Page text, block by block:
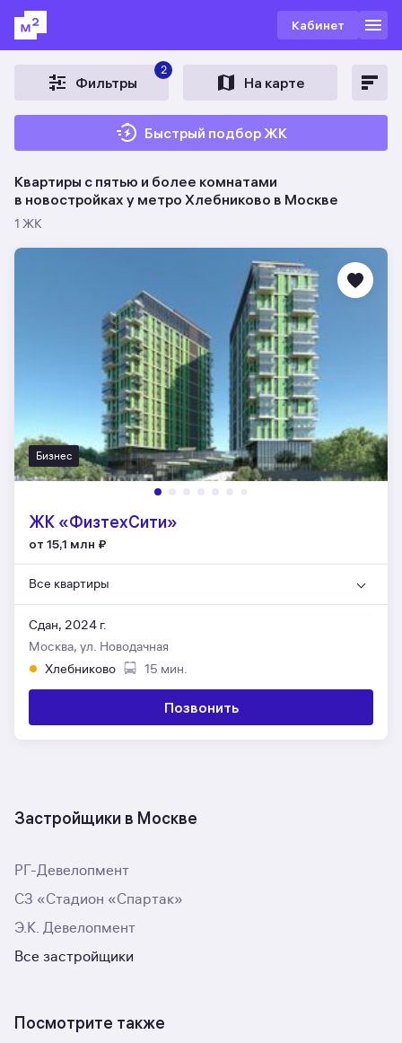
Кабинет
Фильтры
2
На карте
Быстрый подбор ЖК
Квартиры с пятью и более комнатами
в новостройках у метро Хлебниково в Москве
1 ЖК
Бизнес
ЖК «ФизтехСити»
от 15,1 млн ₽
Все квартиры
Сдан, 2024 г.
Москва, ул. Новодачная
Хлебниково
15 мин.
Позвонить
Застройщики в Москве
РГ-Девелопмент
СЗ «Стадион «Спартак»
Э.К. Девелопмент
Все застройщики
Посмотрите также